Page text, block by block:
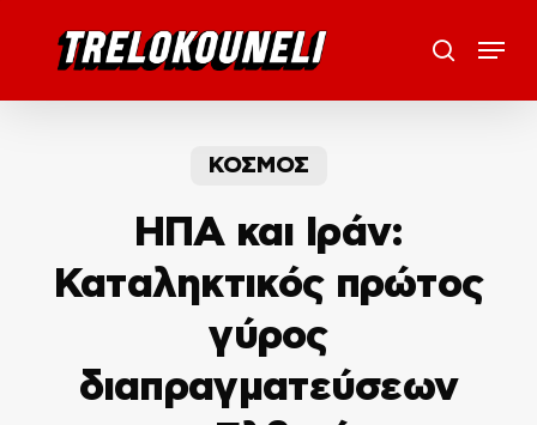
search
Menu
ΚΟΣΜΟΣ
ΗΠΑ και Ιράν:
Καταληκτικός πρώτος
γύρος
διαπραγματεύσεων